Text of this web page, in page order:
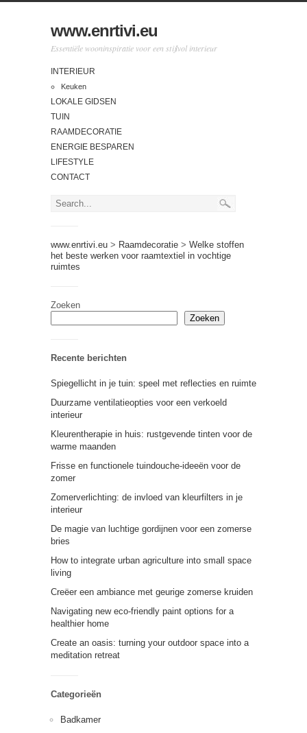
www.enrtivi.eu
Essentiële wooninspiratie voor een stijlvol interieur
INTERIEUR
Keuken
LOKALE GIDSEN
TUIN
RAAMDECORATIE
ENERGIE BESPAREN
LIFESTYLE
CONTACT
www.enrtivi.eu > Raamdecoratie > Welke stoffen
het beste werken voor raamtextiel in vochtige
ruimtes
Zoeken
Zoeken
Recente berichten
Spiegellicht in je tuin: speel met reflecties en ruimte
Duurzame ventilatieopties voor een verkoeld
interieur
Kleurentherapie in huis: rustgevende tinten voor de
warme maanden
Frisse en functionele tuindouche-ideeën voor de
zomer
Zomerverlichting: de invloed van kleurfilters in je
interieur
De magie van luchtige gordijnen voor een zomerse
bries
How to integrate urban agriculture into small space
living
Creëer een ambiance met geurige zomerse kruiden
Navigating new eco-friendly paint options for a
healthier home
Create an oasis: turning your outdoor space into a
meditation retreat
Categorieën
Badkamer